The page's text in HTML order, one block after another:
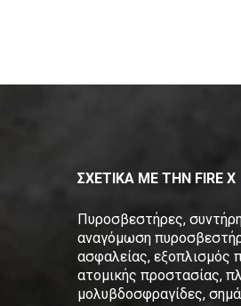
ΣΧΕΤΙΚΑ ΜΕ ΤΗΝ FIRE X
Πυροσβεστήρες,
αναγόμωση
ασφαλείας, εξοπλισμός
ατομικής προστασίας,
μολυβδοσφραγίδες,